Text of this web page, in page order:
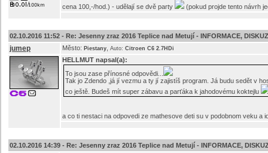
cena 100,-/hod.) - udělají se dvě party
(pokud projde tento návrh
02.10.2016 11:52 - Re: Jesenny zraz 2016 Teplice nad Metují - INFORMACE,
jumep Město: Piestany Auto: Citroen C6 2.7HDi
HELLMUT napsal(a):
To jsou zase přínosné odpovědi...
Tak jo Zdendo ,já jí vezmu a ty jí zajistíš program. Já budu sedět v
co ještě. Budeš mít super zábavu a parťáka k jahodovému koktejlu
a co ti nestaci na odpovedi ze mathesove deti su v podobnom veku a
02.10.2016 14:39 - Re: Jesenny zraz 2016 Teplice nad Metují - INFORMACE,